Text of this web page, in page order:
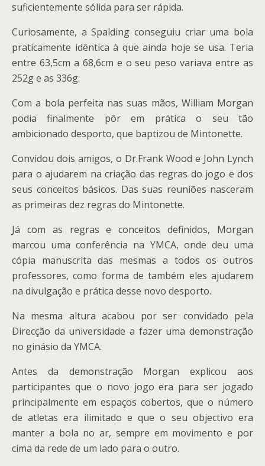
suficientemente sólida para ser rápida.
Curiosamente, a Spalding conseguiu criar uma bola
praticamente idêntica à que ainda hoje se usa. Teria
entre 63,5cm a 68,6cm e o seu peso variava entre as
252g e as 336g.
Com a bola perfeita nas suas mãos, William Morgan
podia finalmente pôr em prática o seu tão
ambicionado desporto, que baptizou de Mintonette.
Convidou dois amigos, o Dr.Frank Wood e John Lynch
para o ajudarem na criação das regras do jogo e dos
seus conceitos básicos. Das suas reuniões nasceram
as primeiras dez regras do Mintonette.
Já com as regras e conceitos definidos, Morgan
marcou uma conferência na YMCA, onde deu uma
cópia manuscrita das mesmas a todos os outros
professores, como forma de também eles ajudarem
na divulgação e prática desse novo desporto.
Na mesma altura acabou por ser convidado pela
Direcção da universidade a fazer uma demonstração
no ginásio da YMCA.
Antes da demonstração Morgan explicou aos
participantes que o novo jogo era para ser jogado
principalmente em espaços cobertos, que o número
de atletas era ilimitado e que o seu objectivo era
manter a bola no ar, sempre em movimento e por
cima da rede de um lado para o outro.